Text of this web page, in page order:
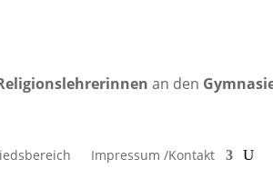
an den
Impressum /Kontakt